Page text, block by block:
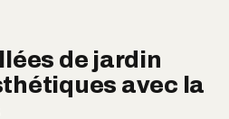
de jardin
avec la